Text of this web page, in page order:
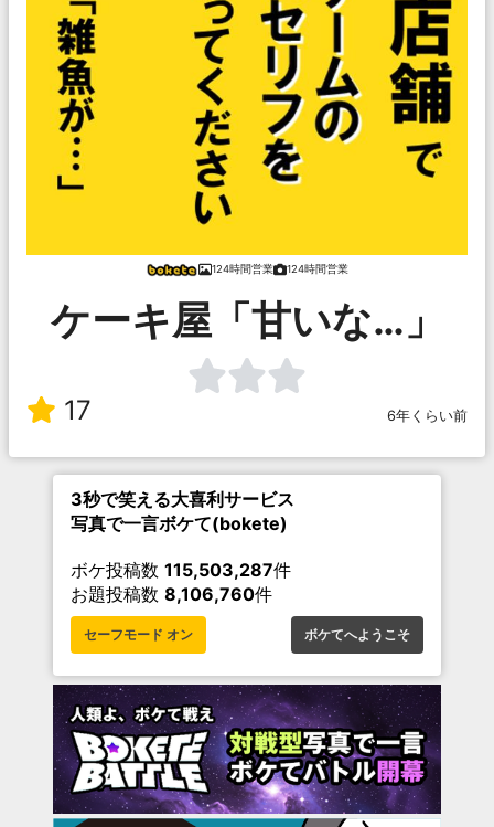
124時間営業 124時間営業
ケーキ屋「甘いな…」
17 6年くらい前
3秒で笑える大喜利サービス
写真で一言ボケて(bokete)
ボケ投稿数 115,503,287件
お題投稿数 8,106,760件
セーフモード オン ボケてへようこそ